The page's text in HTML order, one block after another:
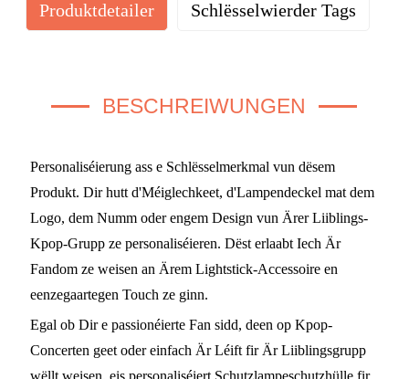
Produktdetailer Schlësselwierder Tags
BESCHREIWUNGEN
Personaliséierung ass e Schlësselmerkmal vun dësem
Produkt. Dir hutt d'Méiglechkeet, d'Lampendeckel mat dem
Logo, dem Numm oder engem Design vun Ärer Liiblings-
Kpop-Grupp ze personaliséieren. Dëst erlaabt Iech Är
Fandom ze weisen an Ärem Lightstick-Accessoire en
eenzegaartegen Touch ze ginn.
Egal ob Dir e passionéierte Fan sidd, deen op Kpop-
Concerten geet oder einfach Är Léift fir Är Liiblingsgrupp
wëllt weisen, eis personaliséiert Schutzlampeschutzhülle fir